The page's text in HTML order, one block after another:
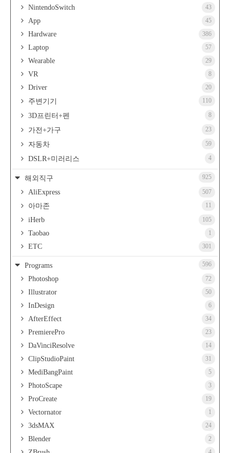
NintendoSwitch 43
App 45
Hardware 386
Laptop 57
Wearable 29
VR 8
Driver 20
주변기기 110
3D프린터+펜 8
가전+가구 23
자동차 59
DSLR+미러리스 4
해외직구 925
AliExpress 507
아마존 11
iHerb 105
Taobao 1
ETC 301
Programs 596
Photoshop 72
Illustrator 50
InDesign 6
AfterEffect 34
PremierePro 23
DaVinciResolve 14
ClipStudioPaint 31
MediBangPaint 5
PhotoScape 3
ProCreate 19
Vectornator 1
3dsMAX 24
Blender 2